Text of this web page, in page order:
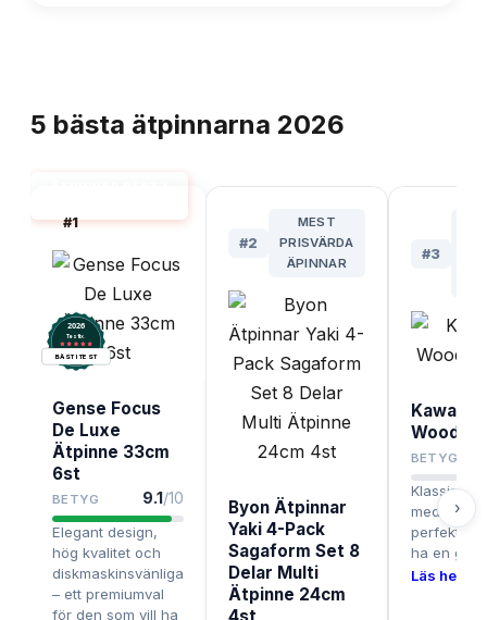
5 bästa ätpinnarna 2026
#1
2026
Testix.
BÄST I TEST
Gense Focus
De Luxe
Ätpinne 33cm
6st
BETYG 9.1/10
Elegant design,
hög kvalitet och
diskmaskinsvänliga
– ett premiumval
för den som vill ha
#2
MEST
PRISVÄRDA
ÄPINNAR
Byon Ätpinnar
Yaki 4-Pack
Sagaform Set 8
Delar Multi
Ätpinne 24cm
#3
Kawai
Wood
BETYG
Klassiska
med
perfekt för
ha en
Läs hela
›